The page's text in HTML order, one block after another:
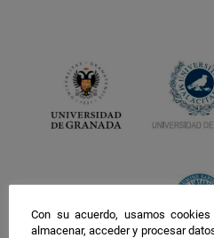
Con su acuerdo, usamos
almacenar, acceder y procesar